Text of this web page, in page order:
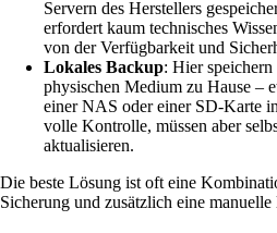
Servern des Herstellers
erfordert kaum technisches
von der Verfügbarkeit und
Lokales Backup: Hier
physischen Medium zu Hause –
einer NAS oder einer SD-Karte
volle Kontrolle, müssen aber
aktualisieren.
Die beste Lösung ist oft eine
Sicherung und zusätzlich eine